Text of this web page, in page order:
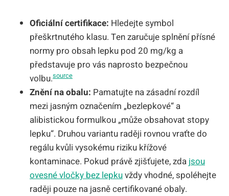
Oficiální certifikace: Hledejte symbol
přeškrtnutého klasu. Ten zaručuje splnění přísné
normy pro obsah lepku pod 20 mg/kg a
představuje pro vás naprosto bezpečnou
volbu.source
Znění na obalu: Pamatujte na zásadní rozdíl
mezi jasným označením „bezlepkové“ a
alibistickou formulkou „může obsahovat stopy
lepku“. Druhou variantu raději rovnou vraťte do
regálu kvůli vysokému riziku křížové
kontaminace. Pokud právě zjišťujete, zda jsou
ovesné vločky bez lepkuvždy vhodné, spoléhejte
raději pouze na jasně certifikované obaly.